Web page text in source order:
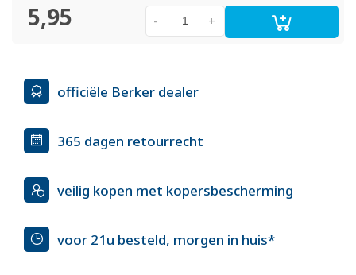
5,95 +
-
officiële Berker dealer
365 dagen retourrecht
veilig kopen met kopersbescherming
voor 21u besteld, morgen in huis*